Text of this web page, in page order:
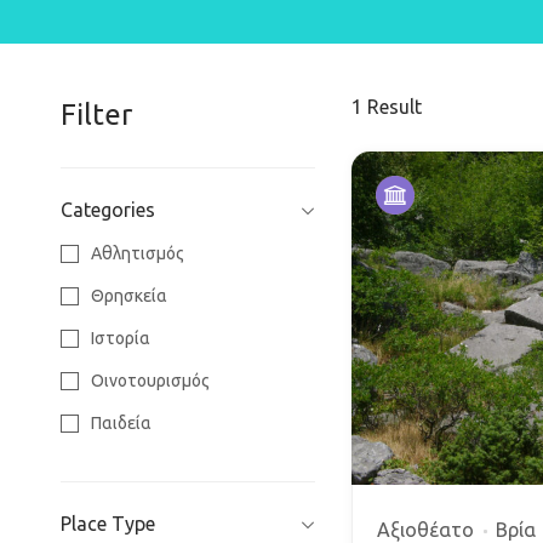
Filter
Categories
Αθλητισμός
Θρησκεία
Ιστορία
Οινοτουρισμός
Παιδεία
Place Type
1 Result
Αξιοθέατο Βρία